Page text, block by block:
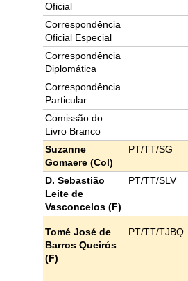
Oficial
Correspondência
Oficial Especial
Correspondência
Diplomática
Correspondência
Particular
Comissão do
Livro Branco
Suzanne
Gomaere (Col)
PT/TT/SG
D. Sebastião
Leite de
Vasconcelos (F)
PT/TT/SLV
Tomé José de
Barros Queirós
(F)
PT/TT/TJBQ